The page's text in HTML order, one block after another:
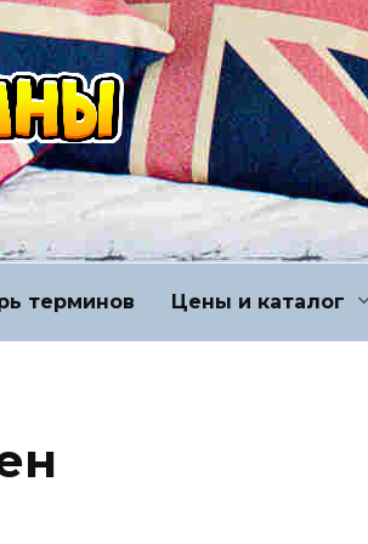
терминов Цены и каталог